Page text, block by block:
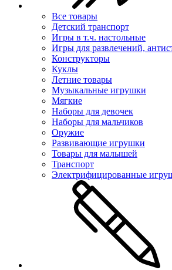
Все товары
Детский транспорт
Игры в т.ч. настольные
Игры для развлечений,
Конструкторы
Куклы
Летние товары
Музыкальные игрушки
Мягкие
Наборы для девочек
Наборы для мальчиков
Оружие
Развивающие игрушки
Товары для малышей
Транспорт
Электрифицированные